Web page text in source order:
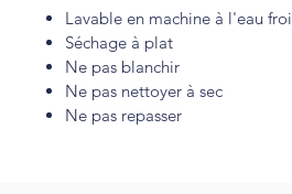
Lavable en machine à l'eau
Séchage à plat
Ne pas blanchir
Ne pas nettoyer à sec
Ne pas repasser